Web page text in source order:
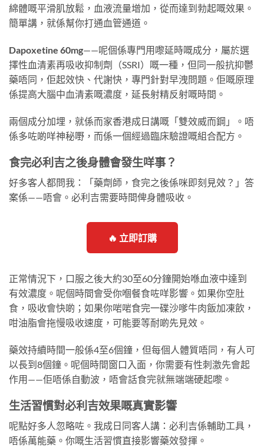
綿體嘅平滑肌放鬆，血液流量增加，從而達到勃起嘅效果。
簡單講，就係幫你打通血管通道。
Dapoxetine 60mg——呢個係專門用嚟延時嘅成分，屬於選
擇性血清素再吸收抑制劑（SSRI）嘅一種，但同一般抗抑鬱
藥唔同，佢起效快、代謝快，專門針對早洩問題。佢嘅原理
係提高大腦中血清素嘅濃度，延長射精反射嘅時間。
兩個成分加埋，就係而家香港成日講嘅「雙效威而鋼」。唔
係多咗啲咩神秘嘢，而係一個經過臨床驗證嘅組合配方。
食完必利吉之後身體會發生咩事？
好多客人都問我：「藥劑師，食完之後係咪即刻見效？」答
案係——唔會。必利吉需要時間俾身體吸收。
🔥 立即訂購
正常情況下，口服之後大約30至60分鐘開始喺血液中達到
有效濃度。呢個時間會受你嗰餐食咗咩影響。如果你空肚
食，吸收會快啲；如果你啱啱食完一碟沙嗲牛肉飯加凍飲，
咁油脂會拖慢吸收速度，可能要等耐啲先見效。
藥效持續時間一般係4至6個鐘，但每個人體質唔同，有人可
以長到8個鐘。呢個時間窗口入面，你需要有性刺激先會起
作用——佢唔係自動波，唔會話食完就無端端硬起嚟。
生活習慣對必利吉效果嘅真實影響
呢點好多人忽略咗。我成日同客人講：必利吉係輔助工具，
唔係萬能藥。你嘅生活習慣直接影響藥效發揮。